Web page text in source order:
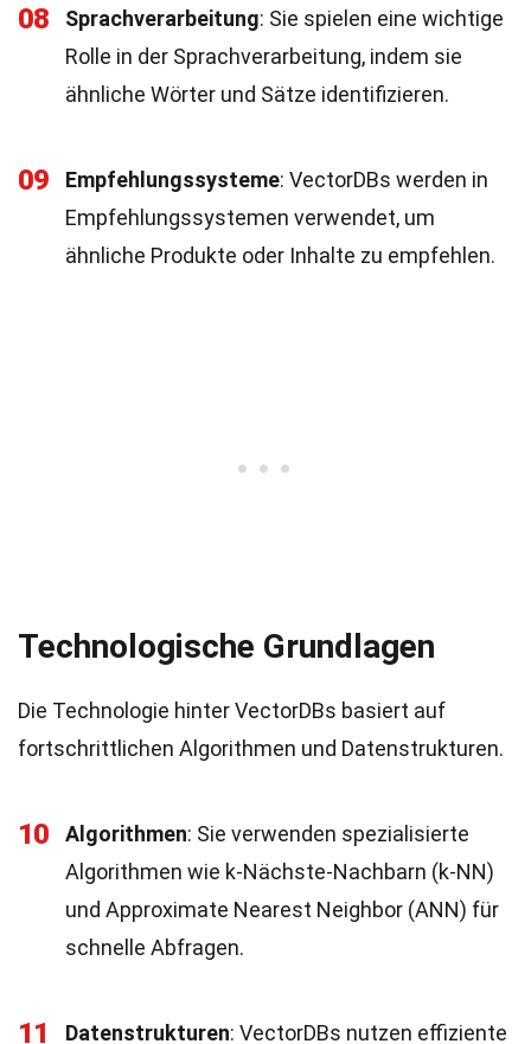
08 Sprachverarbeitung: Sie spielen eine wichtige
Rolle in der Sprachverarbeitung, indem sie
ähnliche Wörter und Sätze identifizieren.
09 Empfehlungssysteme: VectorDBs werden in
Empfehlungssystemen verwendet, um
ähnliche Produkte oder Inhalte zu empfehlen.
Technologische Grundlagen
Die Technologie hinter VectorDBs basiert auf
fortschrittlichen Algorithmen und Datenstrukturen.
10 Algorithmen: Sie verwenden spezialisierte
Algorithmen wie k-Nächste-Nachbarn (k-NN)
und Approximate Nearest Neighbor (ANN) für
schnelle Abfragen.
11 Datenstrukturen: VectorDBs nutzen effiziente